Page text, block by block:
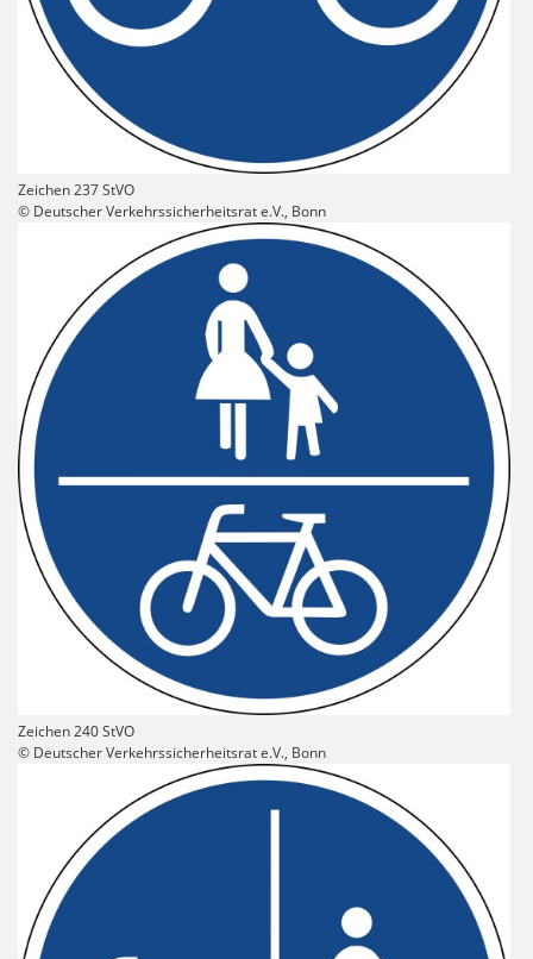
Zeichen 237 StVO
© Deutscher Verkehrssicherheitsrat e.V., Bonn
Zeichen 240 StVO
© Deutscher Verkehrssicherheitsrat e.V., Bonn